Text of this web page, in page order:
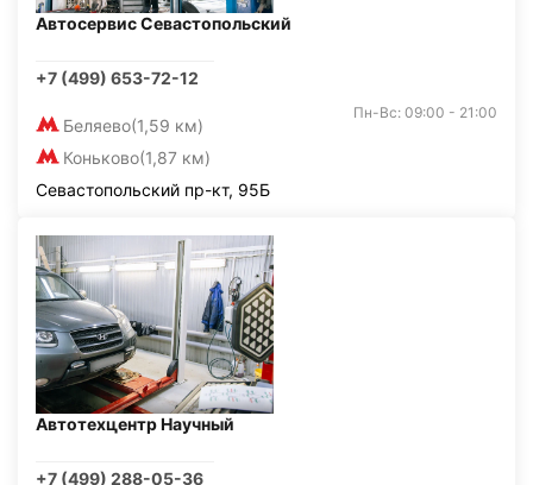
Автосервис Севастопольский
+7 (499) 653-72-12
Беляево(1,59 км)
Коньково(1,87 км)
Пн-Вс: 09:00 - 21:00
Севастопольский пр-кт, 95Б
Автотехцентр Научный
+7 (499) 288-05-36